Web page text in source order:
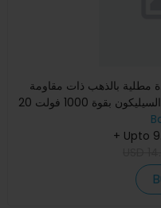
مطلية بالذهب ذات مقاومة
عازلة للماء من السيليكون بقوة 1000 فولت 20A PT1008 من ANENG
+ Upto